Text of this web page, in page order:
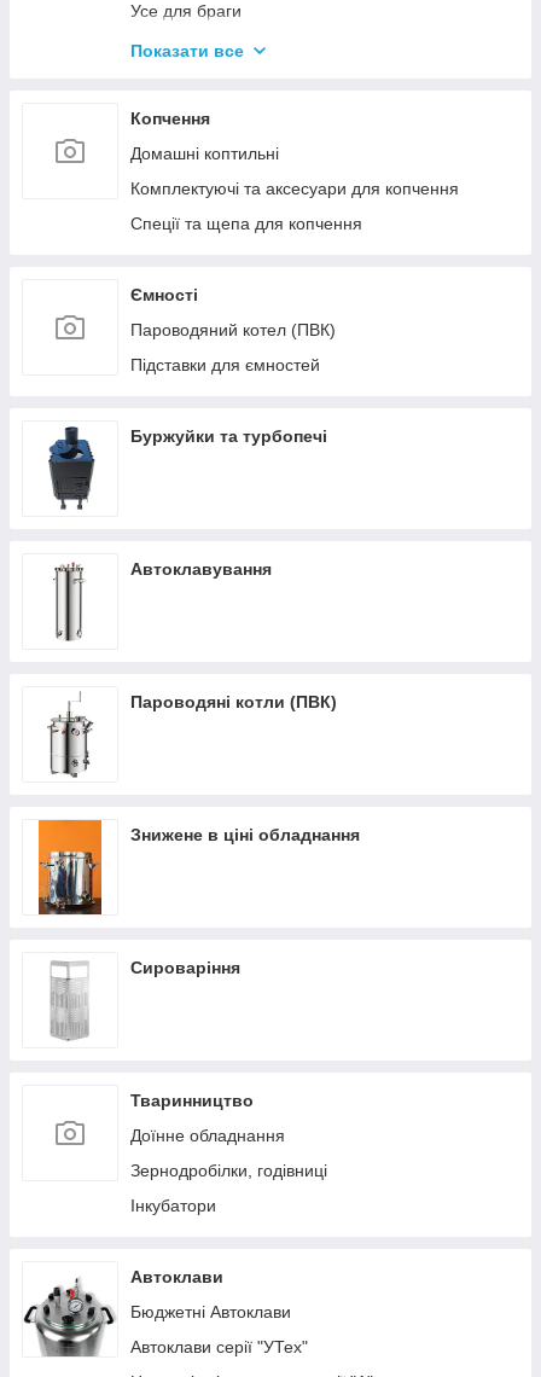
Усе для браги
Комплектуючі та запчастини
Колони без ємності
Показати все
Копчення
Домашні коптильні
Комплектуючі та аксесуари для копчення
Спеції та щепа для копчення
Ємності
Пароводяний котел (ПВК)
Підставки для ємностей
Буржуйки та турбопечі
Автоклавування
Пароводяні котли (ПВК)
Знижене в ціні обладнання
Сироваріння
Тваринництво
Доїнне обладнання
Зернодробілки, годівниці
Інкубатори
Автоклави
Бюджетні Автоклави
Автоклави серії "УТех"